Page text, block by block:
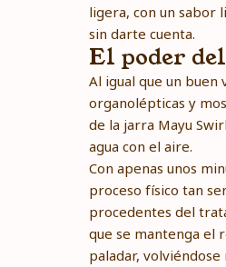
ligera, con un sabor
sin darte cuenta.
El poder
Al igual que un
organolépticas y
de la jarra Mayu
agua con el aire.
Con apenas unos
proceso físico tan
procedentes del
que se mantenga el
paladar,